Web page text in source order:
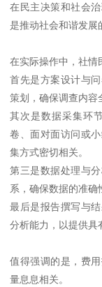
在民主决策和社会
是推动社会和谐发展
在实际操作中，社情
首先是方案设计与
策划，确保调查内容
其次是数据采集环
卷、面对面访问或
集方式密切相关。
第三是数据处理与
系，确保数据的准确
最后是报告撰写与
分析能力，以提供具
值得强调的是，费
量息息相关。